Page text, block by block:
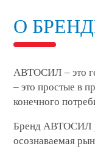
О
АВТОСИЛ – это
– это простые в
конечного
Бренд АВТОСИЛ
осознаваемая